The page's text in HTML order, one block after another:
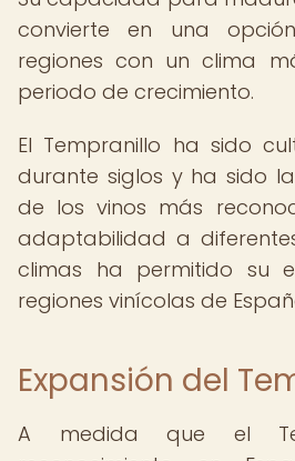
convierte en una
regiones con un clima
periodo de crecimiento.
El Tempranillo ha sido
durante siglos y ha sido
de los vinos más
adaptabilidad a
climas ha permitido su
regiones vinícolas de
Expansión del
A medida que el